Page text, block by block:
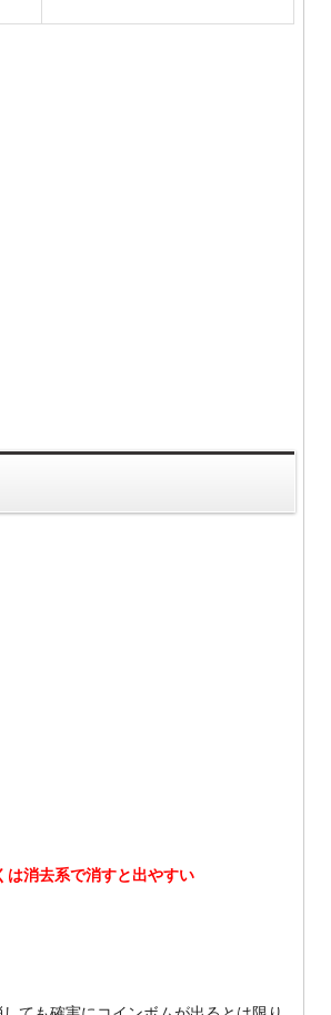
は消去系で消すと出やすい